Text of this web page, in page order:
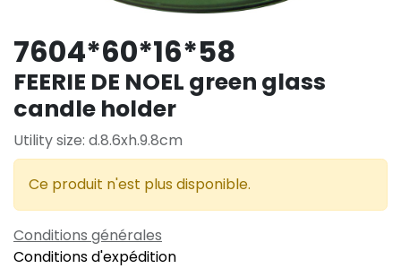
7604*60*16*58
FEERIE DE NOEL green glass
candle holder
Utility size: d.8.6xh.9.8cm
Ce produit n'est plus disponible.
Conditions générales
Conditions d'expédition